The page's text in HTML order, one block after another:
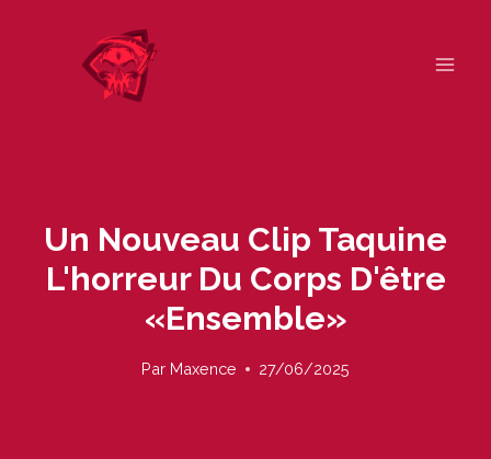
Un Nouveau Clip Taquine
L'horreur Du Corps D'être
«ensemble»
Par Maxence 27/06/2025